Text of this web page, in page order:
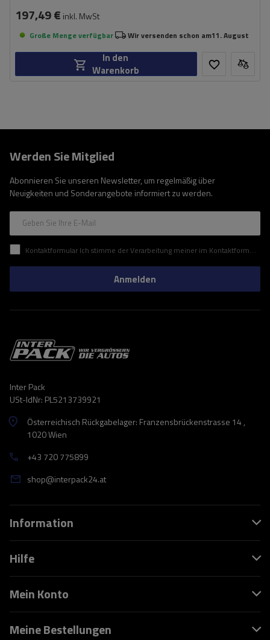
197,49 € inkl. MwSt
Große Menge verfügbar Wir versenden schon am11. August
In den
Warenkorb
Werden Sie Mitglied
Abonnieren Sie unseren Newsletter, um regelmäßig über
Neuigkeiten und Sonderangebote informiert zu werden.
Geben Sie Ihre E-Mail
Kontaktformular Ich stimme der Verarbeitung meiner im Kontaktformular enthaltenen personenbezogenen Daten gemäß der Verordnung (EU) des Europäischen Parlaments und des Rates zu.
Anmelden
Inter Pack
USt-IdNr: PL5213739921
Österreichisch Rückgabelager: Franzensbrückenstrasse 14 ,
1020 Wien
+43 720 775899
shop@interpack24.at
Information
Hilfe
Mein Konto
Meine Bestellungen